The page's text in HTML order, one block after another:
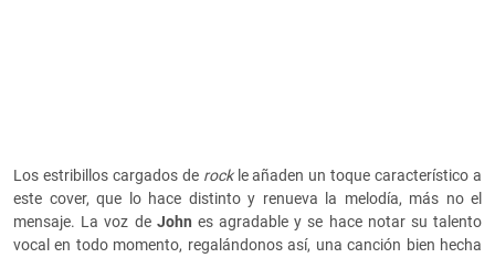
Los estribillos cargados de rockle añaden un toque característico a
este cover, que lo hace distinto y renueva la melodía, más no el
mensaje. La voz de John es agradable y se hace notar su talento
vocal en todo momento, regalándonos así, una canción bien hecha